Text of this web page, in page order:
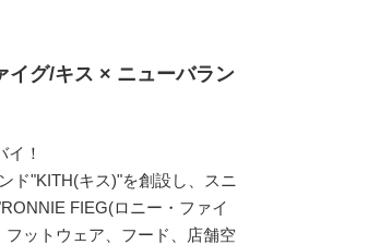
イグ/キス × ニューバラン
！
ド"KITH(キス)"を創設し、スニ
FIEG(ロニー・ファイ
ットウェア、フード、店舗空